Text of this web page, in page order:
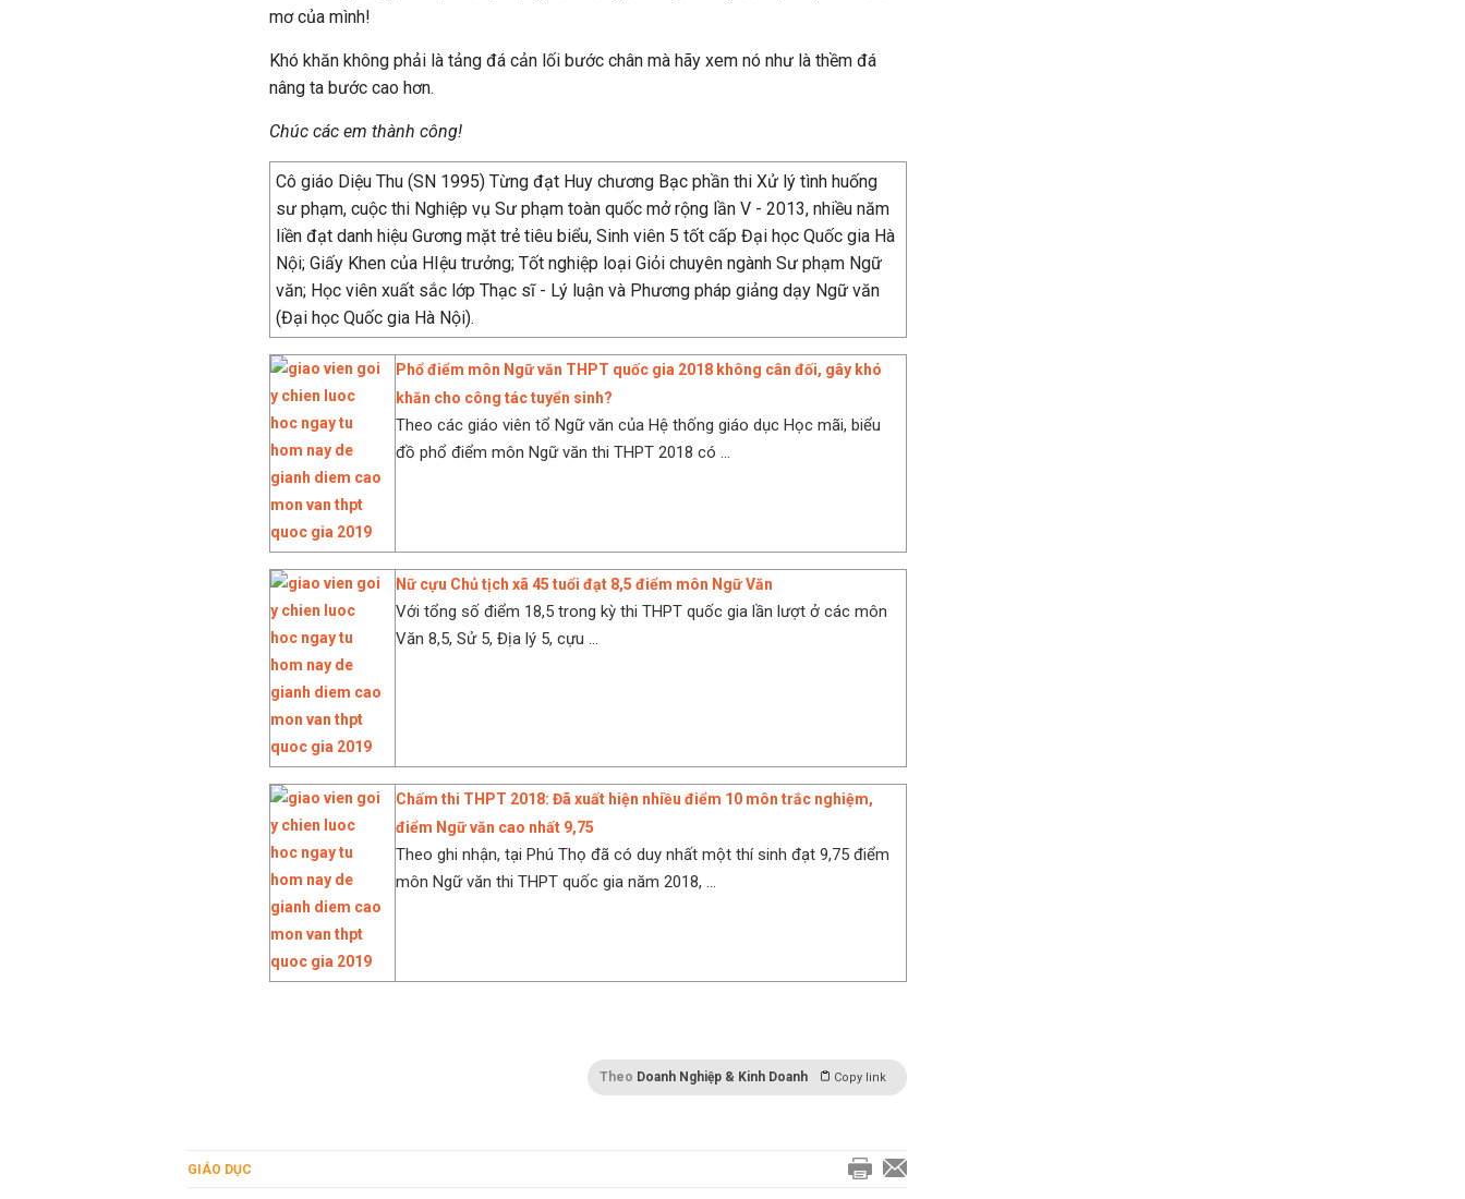
mơ của mình!
Khó khăn không phải là tảng đá cản lối bước chân mà hãy xem nó như là thềm đá
nâng ta bước cao hơn.
Chúc các em thành công!
Cô giáo Diệu Thu (SN 1995) Từng đạt Huy chương Bạc phần thi Xử lý tình huống
sư phạm, cuộc thi Nghiệp vụ Sư phạm toàn quốc mở rộng lần V - 2013, nhiều năm
liền đạt danh hiệu Gương mặt trẻ tiêu biểu, Sinh viên 5 tốt cấp Đại học Quốc gia Hà
Nội; Giấy Khen của HIệu trưởng; Tốt nghiệp loại Giỏi chuyên ngành Sư phạm Ngữ
văn; Học viên xuất sắc lớp Thạc sĩ - Lý luận và Phương pháp giảng dạy Ngữ văn
(Đại học Quốc gia Hà Nội).
Phổ điểm môn Ngữ văn THPT quốc gia 2018 không cân đối, gây khó
khăn cho công tác tuyển sinh?
Theo các giáo viên tổ Ngữ văn của Hệ thống giáo dục Học mãi, biểu
đồ phổ điểm môn Ngữ văn thi THPT 2018 có ...
Nữ cựu Chủ tịch xã 45 tuổi đạt 8,5 điểm môn Ngữ Văn
Với tổng số điểm 18,5 trong kỳ thi THPT quốc gia lần lượt ở các môn
Văn 8,5, Sử 5, Địa lý 5, cựu ...
Chấm thi THPT 2018: Đã xuất hiện nhiều điểm 10 môn trắc nghiệm,
điểm Ngữ văn cao nhất 9,75
Theo ghi nhận, tại Phú Thọ đã có duy nhất một thí sinh đạt 9,75 điểm
môn Ngữ văn thi THPT quốc gia năm 2018, ...
Theo Doanh Nghiệp & Kinh Doanh Copy link
GIÁO DỤC